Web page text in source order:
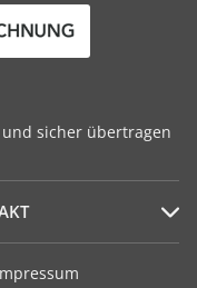
sicher übertragen